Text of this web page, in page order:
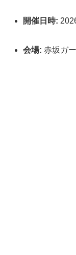
開催日時:
会場: 赤坂ガ